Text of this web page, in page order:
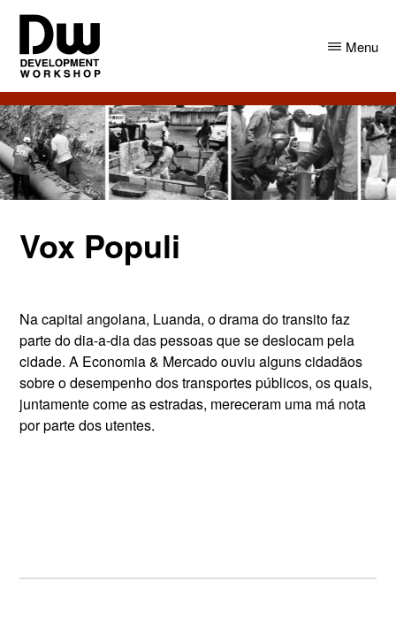
Skip
main
content
Skip
primary
sidebar
DW
Angola
Development
Workshop
Angola
Menu
Vox Populi
Na capital angolana, Luanda, o drama do transito faz
parte do dia-a-dia das pessoas que se deslocam pela
cidade. A Economia & Mercado ouviu alguns cidadãos
sobre o desempenho dos transportes públicos, os quais,
juntamente come as estradas, mereceram uma má nota
por parte dos utentes.